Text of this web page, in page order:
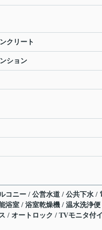
クリート
ション
コニー / 公営水道 / 公共下水 /
浴室 / 浴室乾燥機 / 温水洗浄便
/ オートロック / TVモニタ付